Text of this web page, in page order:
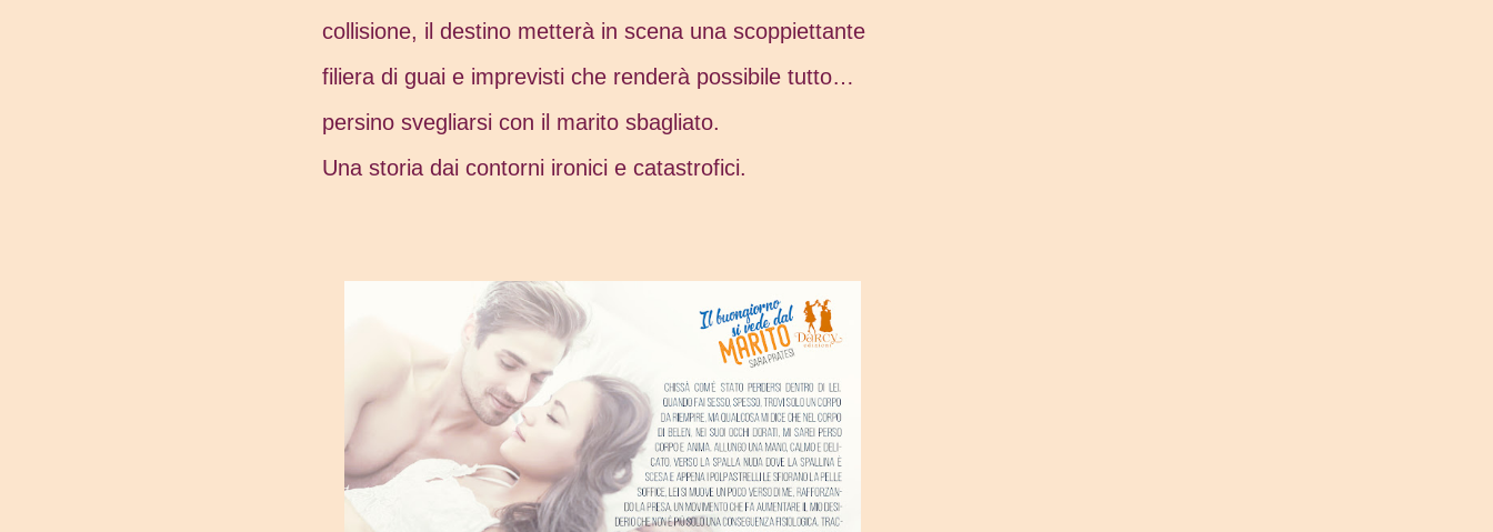
collisione, il destino metterà in scena una scoppiettante
filiera di guai e imprevisti che renderà possibile tutto…
persino svegliarsi con il marito sbagliato.
Una storia dai contorni ironici e catastrofici.